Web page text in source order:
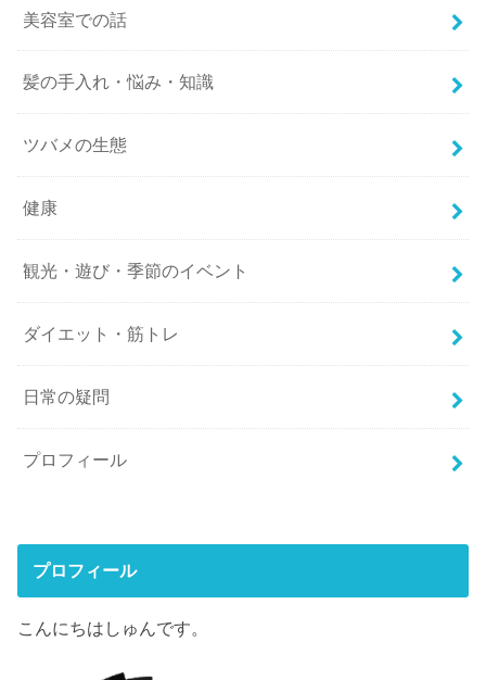
美容室での話
髪の手入れ・悩み・知識
ツバメの生態
健康
観光・遊び・季節のイベント
ダイエット・筋トレ
日常の疑問
プロフィール
プロフィール
こんにちはしゅんです。